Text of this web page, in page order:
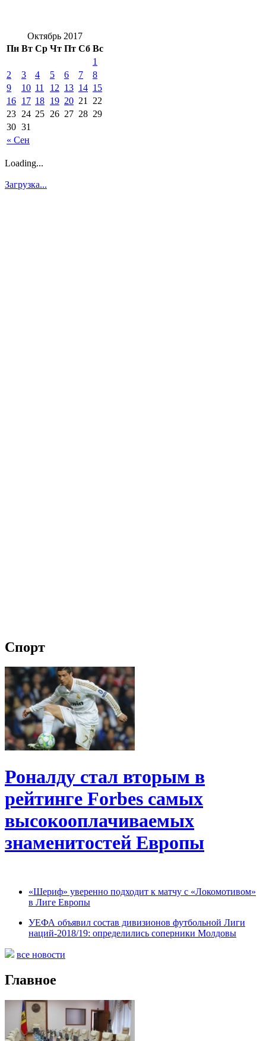
Октябрь 2017
Пн Вт Ср Чт Пт Сб Вс
« Сен
1
2
3 4 5 6 7
8
9
10 11 12 13 14 15
16 17 18 19 20 21
22
23 24 25 26 27 28 29
30 31
Loading...
Загрузка...
Спорт
Роналду стал вторым в
рейтинге Forbes самых
высокооплачиваемых
знаменитостей Европы
«Шериф» уверенно подходит к матчу с «Локомотивом»
в Лиге Европы
УЕФА объявил состав дивизионов футбольной Лиги
наций-2018/19: определились соперники Молдовы
все новости
Главное